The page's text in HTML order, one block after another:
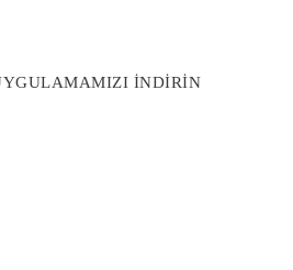
İNDİRİN